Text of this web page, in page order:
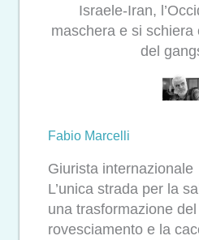
Israele-Iran,
maschera e si schiera
del
Fabio Marcelli
Giurista internazionale
L’unica strada per la
una trasformazione
rovesciamento e la